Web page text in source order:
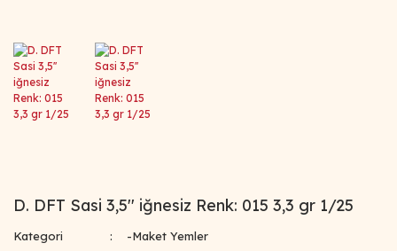
D. DFT Sasi 3,5'' iğnesiz Renk: 015 3,3 gr 1/25
Kategori
-Maket Yemler